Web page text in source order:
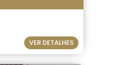
VER DETALHES